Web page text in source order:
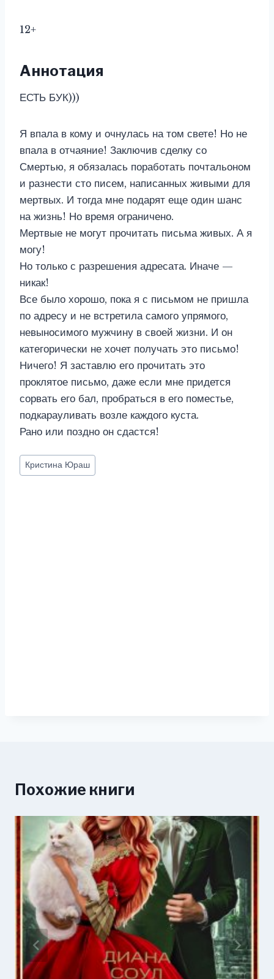
12+
Аннотация
ЕСТЬ БУК)))
Я впала в кому и очнулась на том свете! Но не
впала в отчаяние! Заключив сделку со
Смертью, я обязалась поработать почтальоном
и разнести сто писем, написанных живыми для
мертвых. И тогда мне подарят еще один шанс
на жизнь! Но время ограничено.
Мертвые не могут прочитать письма живых. А я
могу!
Но только с разрешения адресата. Иначе —
никак!
Все было хорошо, пока я с письмом не пришла
по адресу и не встретила самого упрямого,
невыносимого мужчину в своей жизни. И он
категорически не хочет получать это письмо!
Ничего! Я заставлю его прочитать это
проклятое письмо, даже если мне придется
сорвать его бал, пробраться в его поместье,
подкарауливать возле каждого куста.
Рано или поздно он сдастся!
Метки
записи:
Кристина Юраш
Похожие книги